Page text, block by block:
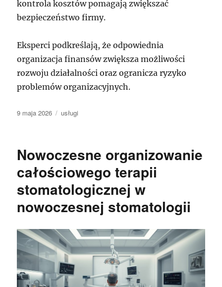
kontrola kosztów pomagają zwiększać
bezpieczeństwo firmy.
Eksperci podkreślają, że odpowiednia
organizacja finansów zwiększa możliwości
rozwoju działalności oraz ogranicza ryzyko
problemów organizacyjnych.
Data
9 maja 2026 Kategorie
usługi
Nowoczesne organizowanie
całościowego terapii
stomatologicznej w
nowoczesnej stomatologii